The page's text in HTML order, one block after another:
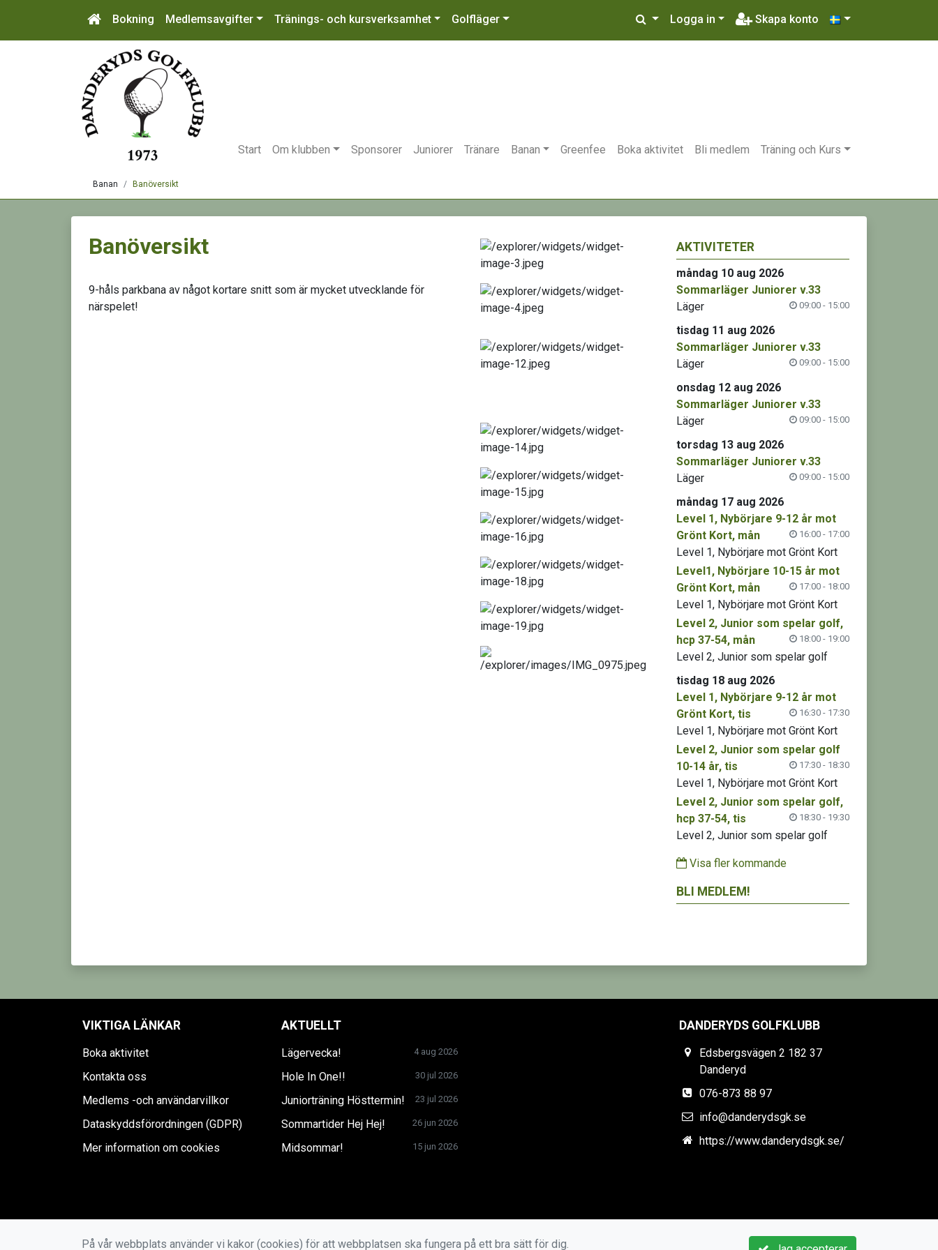
Bokning Medlemsavgifter Tränings- och kursverksamhet Golfläger Logga in Skapa konto
Start Om klubben Sponsorer Juniorer Tränare Banan Greenfee Boka aktivitet Bli medlem Träning och Kurs
Banan Banöversikt
Banöversikt
9-håls parkbana av något kortare snitt som är mycket utvecklande för
närspelet!
AKTIVITETER
måndag 10 aug 2026
Sommarläger Juniorer v.33
09:00 - 15:00
Läger
tisdag 11 aug 2026
Sommarläger Juniorer v.33
09:00 - 15:00
Läger
onsdag 12 aug 2026
Sommarläger Juniorer v.33
09:00 - 15:00
Läger
torsdag 13 aug 2026
Sommarläger Juniorer v.33
09:00 - 15:00
Läger
måndag 17 aug 2026
Level 1, Nybörjare 9-12 år mot
Grönt Kort, mån
16:00 - 17:00
Level 1, Nybörjare mot Grönt Kort
Level1, Nybörjare 10-15 år mot
Grönt Kort, mån
17:00 - 18:00
Level 1, Nybörjare mot Grönt Kort
Level 2, Junior som spelar golf,
hcp 37-54, mån
18:00 - 19:00
Level 2, Junior som spelar golf
tisdag 18 aug 2026
Level 1, Nybörjare 9-12 år mot
Grönt Kort, tis
16:30 - 17:30
Level 1, Nybörjare mot Grönt Kort
Level 2, Junior som spelar golf
10-14 år, tis
17:30 - 18:30
Level 1, Nybörjare mot Grönt Kort
Level 2, Junior som spelar golf,
hcp 37-54, tis
18:30 - 19:30
Level 2, Junior som spelar golf
Visa fler kommande
BLI MEDLEM!
VIKTIGA LÄNKAR
Boka aktivitet
Kontakta oss
Medlems -och användarvillkor
Dataskyddsförordningen (GDPR)
Mer information om cookies
AKTUELLT
Lägervecka! 4 aug 2026
Hole In One!! 30 jul 2026
Juniorträning Hösttermin! 23 jul 2026
Sommartider Hej Hej! 26 jun 2026
Midsommar! 15 jun 2026
DANDERYDS GOLFKLUBB
Edsbergsvägen 2 182 37
Danderyd
076-873 88 97
info@danderydsgk.se
https://www.danderydsgk.se/
På vår webbplats använder vi kakor (cookies) för att webbplatsen ska fungera på ett bra sätt för dig.